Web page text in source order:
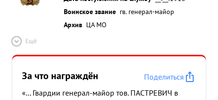
Воинское звание гв. генерал-майор
Архив ЦА МО
Ещё
За что награждён
Поделиться
«... Гвардии генерал-майор тов. ПАСТРЕВИЧ в